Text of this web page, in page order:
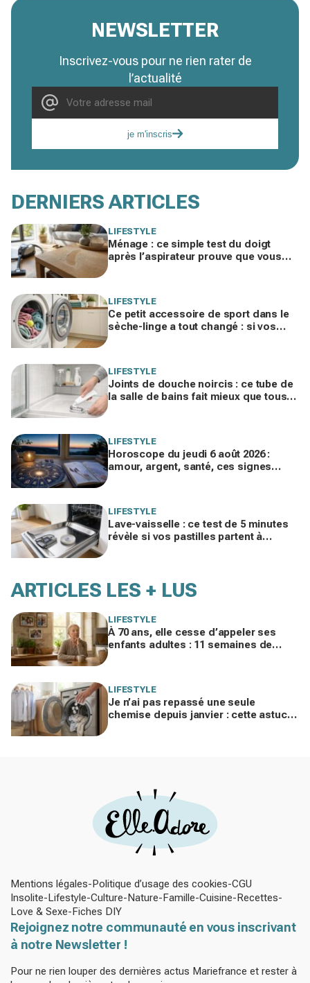
NEWSLETTER
Inscrivez-vous pour ne rien rater de
l’actualité
je m'inscris
DERNIERS ARTICLES
LIFESTYLE
Ménage : ce simple test du doigt
après l’aspirateur prouve que vous
LIFESTYLE
Ce petit accessoire de sport dans le
sèche-linge a tout changé : si vos
LIFESTYLE
Joints de douche noircis : ce tube de
la salle de bains fait mieux que tous
LIFESTYLE
Horoscope du jeudi 6 août 2026 :
amour, argent, santé, ces signes
LIFESTYLE
Lave-vaisselle : ce test de 5 minutes
révèle si vos pastilles partent à
ARTICLES LES + LUS
LIFESTYLE
À 70 ans, elle cesse d’appeler ses
enfants adultes : 11 semaines de
LIFESTYLE
Je n’ai pas repassé une seule
chemise depuis janvier : cette astuce
Mentions légales Politique d’usage des cookies CGU
Insolite Lifestyle Culture Nature Famille Cuisine Recettes
Love & Sexe Fiches DIY
Rejoignez notre communauté en vous inscrivant
à notre Newsletter !
Pour ne rien louper des dernières actus Mariefrance et rester à